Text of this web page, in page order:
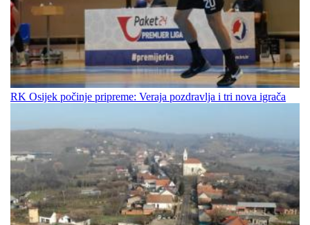
RK Osijek počinje pripreme: Veraja pozdravlja i tri nova igrača